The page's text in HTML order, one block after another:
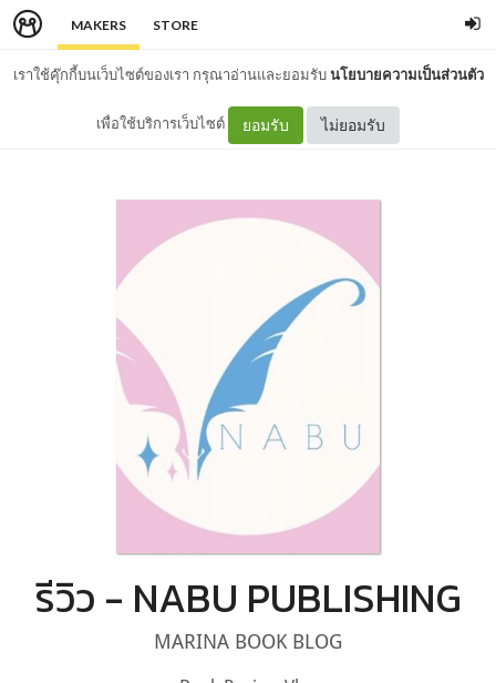
MAKERS STORE
เราใช้คุ๊กกี้บนเว็บไซต์ของเรา กรุณาอ่านและยอมรับนโยบายความเป็นส่วนตัว
เพื่อใช้บริการเว็บไซต์ ยอมรับ ไม่ยอมรับ
รีวิว - NABU PUBLISHING
MARINA BOOK BLOG